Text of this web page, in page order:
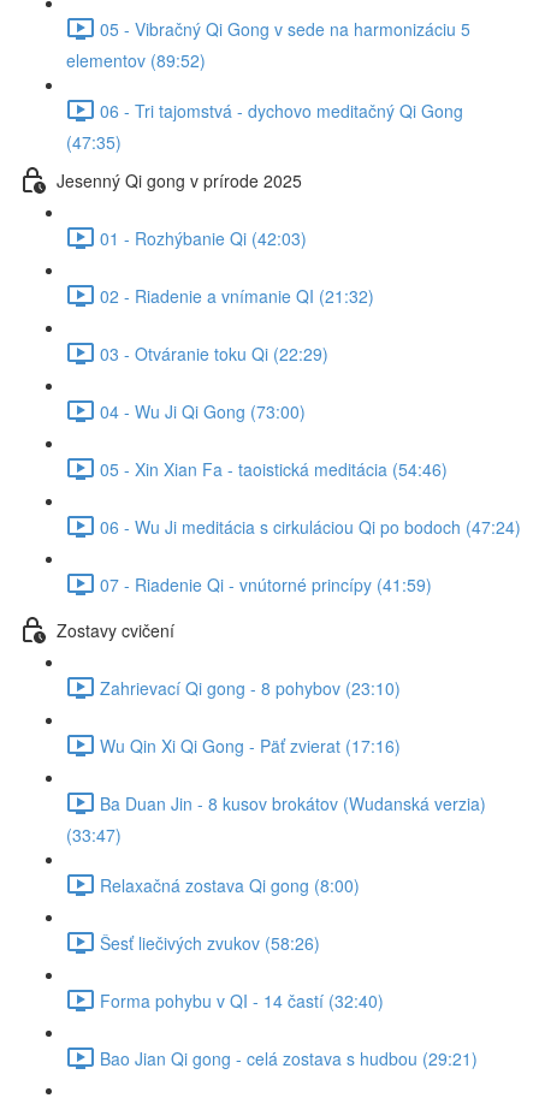
05 - Vibračný Qi Gong v sede na harmonizáciu 5
elementov (89:52)
06 - Tri tajomstvá - dychovo meditačný Qi Gong
(47:35)
Jesenný Qi gong v prírode 2025
01 - Rozhýbanie Qi (42:03)
02 - Riadenie a vnímanie QI (21:32)
03 - Otváranie toku Qi (22:29)
04 - Wu Ji Qi Gong (73:00)
05 - Xin Xian Fa - taoistická meditácia (54:46)
06 - Wu Ji meditácia s cirkuláciou Qi po bodoch (47:24)
07 - Riadenie Qi - vnútorné princípy (41:59)
Zostavy cvičení
Zahrievací Qi gong - 8 pohybov (23:10)
Wu Qin Xi Qi Gong - Päť zvierat (17:16)
Ba Duan Jin - 8 kusov brokátov (Wudanská verzia)
(33:47)
Relaxačná zostava Qi gong (8:00)
Šesť liečivých zvukov (58:26)
Forma pohybu v QI - 14 častí (32:40)
Bao Jian Qi gong - celá zostava s hudbou (29:21)